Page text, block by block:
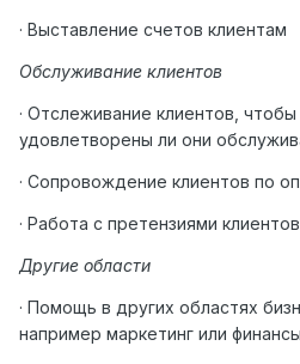
· Выставление счетов клиентам
Обслуживание клиентов
· Отслеживание клиентов,
удовлетворены ли они
· Сопровождение клиентов по
· Работа с претензиями клиентов
Другие области
· Помощь в других областях
например маркетинг или финансы